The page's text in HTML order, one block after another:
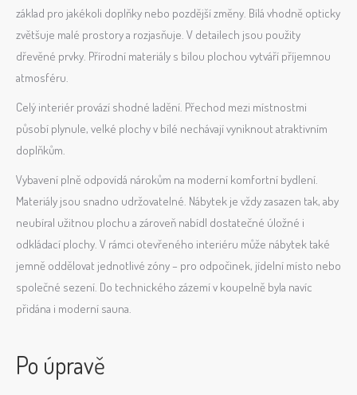
základ pro jakékoli doplňky nebo pozdější změny. Bílá vhodně opticky
zvětšuje malé prostory a rozjasňuje. V detailech jsou použity
dřevěné prvky. Přírodní materiály s bílou plochou vytváří příjemnou
atmosféru.
Celý interiér provází shodné ladění. Přechod mezi místnostmi
působí plynule, velké plochy v bílé nechávají vyniknout atraktivním
doplňkům.
Vybavení plně odpovídá nárokům na moderní komfortní bydlení.
Materiály jsou snadno udržovatelné. Nábytek je vždy zasazen tak, aby
neubíral užitnou plochu a zároveň nabídl dostatečné úložné i
odkládací plochy. V rámci otevřeného interiéru může nábytek také
jemně oddělovat jednotlivé zóny – pro odpočinek, jídelní místo nebo
společné sezení. Do technického zázemí v koupelně byla navíc
přidána i moderní sauna.
Po úpravě